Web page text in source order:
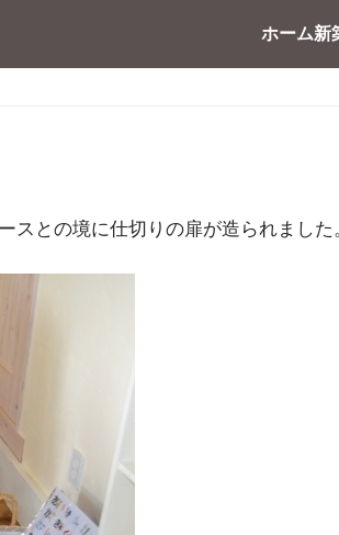
ホーム新
との境に仕切りの扉が造られました